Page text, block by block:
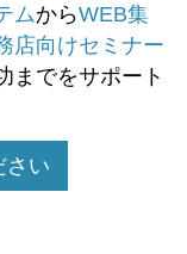
ムからWEB集
店向けセミナー
までをサポート
さい